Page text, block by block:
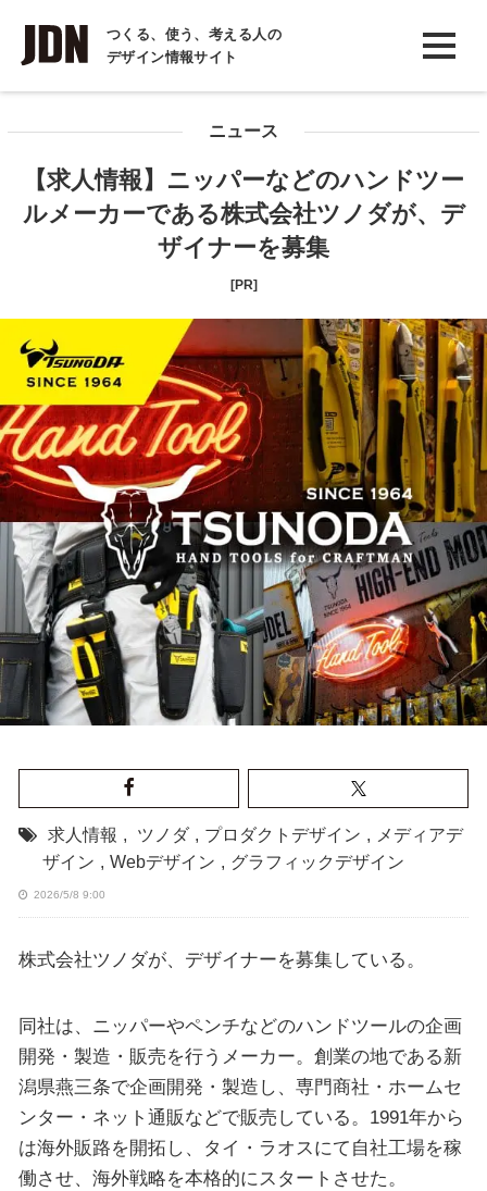
つくる、使う、考える人の
デザイン情報サイト
INTERVIEW
インタビュー
COLUMN
ニュース
【求人情報】ニッパーなどのハンドツー
ルメーカーである株式会社ツノダが、デ
ザイナーを募集
[PR]
求人情報 , ツノダ , プロダクトデザイン , メディアデ
ザイン , Webデザイン , グラフィックデザイン
2026/5/8 9:00
株式会社ツノダが、デザイナーを募集している。
同社は、ニッパーやペンチなどのハンドツールの企画
開発・製造・販売を行うメーカー。創業の地である新
潟県燕三条で企画開発・製造し、専門商社・ホームセ
ンター・ネット通販などで販売している。1991年から
は海外販路を開拓し、タイ・ラオスにて自社工場を稼
働させ、海外戦略を本格的にスタートさせた。